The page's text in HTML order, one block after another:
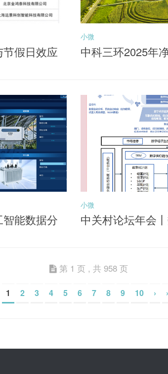
假日效应
小微
中科三环2025年
能数据分
小微
中关村论坛年会
第 1 页 , 共 958 页
1 2 3 4 5 6 7 8 9 10 ›